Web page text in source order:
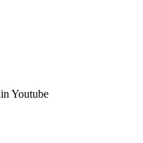
Youtube